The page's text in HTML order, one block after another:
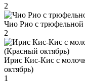
2
Чио Рио с
2
Ирис Кис-Кис с
октябрь)
1